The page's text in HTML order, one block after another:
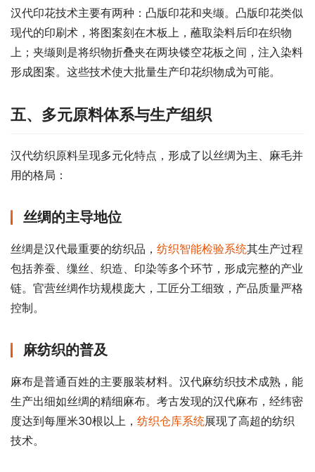
汉代印花技术主要有两种：凸版印花和夹缬。凸版印花类似
现代的印刷术，将图案刻在木板上，蘸取染料后印在织物
上；夹缬则是将织物折叠夹在两块镂空花板之间，注入染料
形成图案。这些技术使大批量生产印花织物成为可能。
五、多元原料体系与生产组织
汉代纺织原料呈现多元化特点，形成了以丝绸为主、麻毛并
用的格局：
丝绸的主导地位
丝绸是汉代最重要的纺织品， 纺织智能检验系统其生产过程
包括养蚕、缫丝、织造、印染等多个环节，形成完整的产业
链。官营丝绸作坊规模庞大，工匠分工细致，产品质量严格
控制。
麻纺织的普及
麻布是普通百姓的主要服装材料。汉代麻纺织技术成熟，能
生产出细如丝绸的精细麻布。考古发现的汉代麻布，经纬密
度达到每厘米30根以上， 纺织仓库系统展现了高超的纺织
技术。